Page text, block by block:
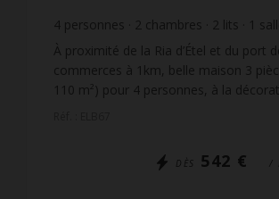
4 personnes 2 chambres 2 lits 1
salle de bain wi-fi
À proximité de la Ria d’Étel et du port
commerces à 1km, belle maison 3
110 m²) pour 4 personnes, à la
DÈS 542 €